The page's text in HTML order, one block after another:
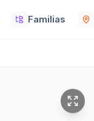
Familias